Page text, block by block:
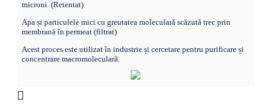
Apa și particulele mici cu greutatea moleculară scăzută trec prin
membrană în permeat (filtrat)
Acest proces este utilizat în industrie și cercetare pentru purificare și
concentrare macromoleculară.